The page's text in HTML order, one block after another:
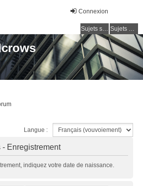
Connexion
Sujets sans réponse Sujets actifs
Langue :
Enregistrement
indiquez votre date de naissance.